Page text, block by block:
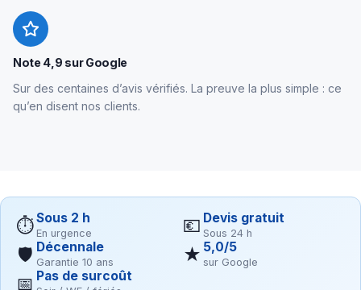
Note 4,9 sur Google
Sur des centaines d’avis vérifiés. La preuve la plus simple : ce
qu’en disent nos clients.
⏱Sous 2 h
En urgence 💶 Devis gratuit
Sous 24 h
🛡 Décennale
Garantie 10 ans ★ 5,0/5
sur Google
📅 Pas de surcoût